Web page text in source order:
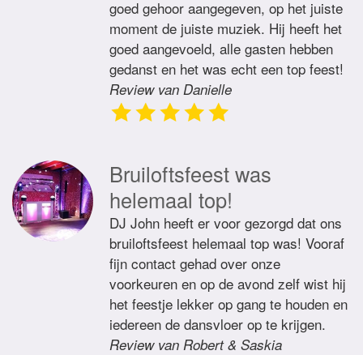
goed gehoor aangegeven, op het juiste
moment de juiste muziek. Hij heeft het
goed aangevoeld, alle gasten hebben
gedanst en het was echt een top feest!
Review van Danielle
Bruiloftsfeest was
helemaal top!
DJ John heeft er voor gezorgd dat ons
bruiloftsfeest helemaal top was! Vooraf
fijn contact gehad over onze
voorkeuren en op de avond zelf wist hij
het feestje lekker op gang te houden en
iedereen de dansvloer op te krijgen.
Review van Robert & Saskia